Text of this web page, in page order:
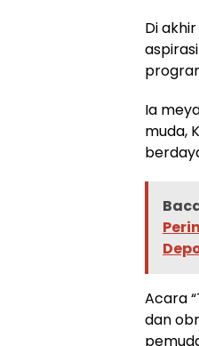
Di
Ia
muda,
Acara
dan